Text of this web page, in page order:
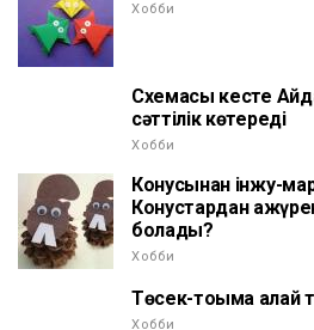
Хобби
Схемасы кесте
сәттілік көтереді
Хобби
Конусынан інжу-
Конустардан
болады?
Хобби
Төсек-тоқыма қалай
Хобби